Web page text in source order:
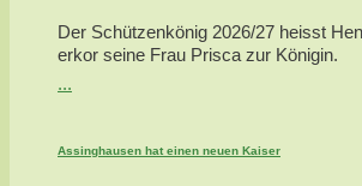
Der Schützenkönig 2026/27 heisst
erkor seine Frau Prisca zur Königin.
...
Assinghausen hat einen neuen Kaiser